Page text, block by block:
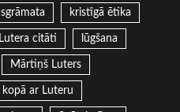
kristīgā ētika
Lutera citāti lūgšana
Mārtiņš Luters
kopā ar Luteru